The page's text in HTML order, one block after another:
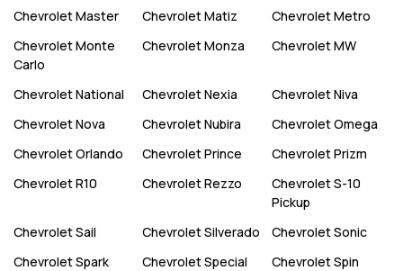
ChevroletMaster ChevroletMatiz ChevroletMetro
ChevroletMonte
Carlo
ChevroletMonza ChevroletMW
ChevroletNational ChevroletNexia ChevroletNiva
ChevroletNova ChevroletNubira ChevroletOmega
ChevroletOrlando ChevroletPrince ChevroletPrizm
ChevroletR10 ChevroletRezzo ChevroletS-10
Pickup
ChevroletSail ChevroletSilverado ChevroletSonic
ChevroletSpark ChevroletSpecial
ChevroletSpin